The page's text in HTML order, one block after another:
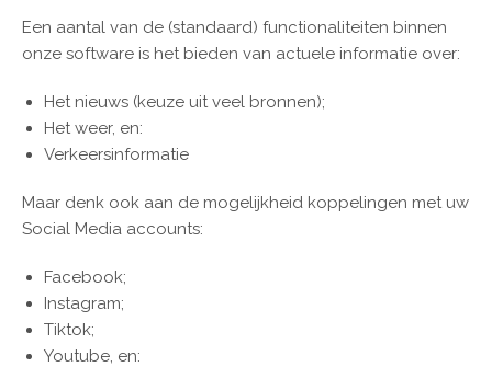
Een aantal van de (standaard) functionaliteiten binnen
onze software is het bieden van actuele informatie over:
Het nieuws (keuze uit veel bronnen);
Het weer, en:
Verkeersinformatie
Maar denk ook aan de mogelijkheid koppelingen met uw
Social Media accounts:
Facebook;
Instagram;
Tiktok;
Youtube, en: